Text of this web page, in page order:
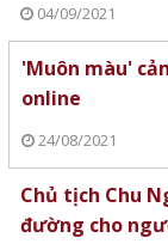
04/09/2021
'Muôn màu'
online
24/08/2021
Chủ tịch Chu
đường cho